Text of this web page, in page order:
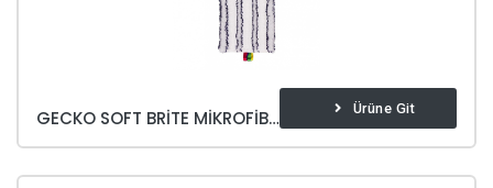
GECKO SOFT BRITE MIKROFIBER MOP Ürüne Git